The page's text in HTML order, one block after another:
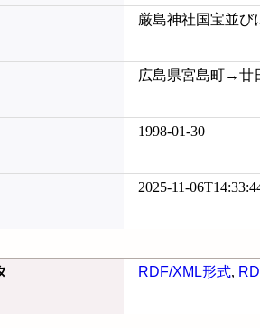
厳島神社国宝並び
広島県宮島町→廿
1998-01-30
2025-11-
RDF/XML形式,